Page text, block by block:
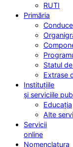
RUTI
Primăria
Statul
Extrase
Instituțiile
și serviciile
Educația
Alte
Servicii
online
Nomenclatura